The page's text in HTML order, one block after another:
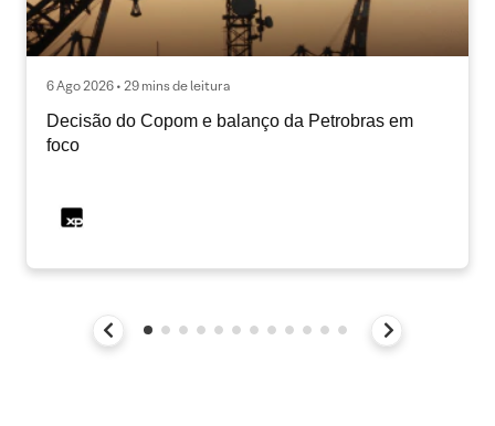
6 Ago 2026 • 29 mins de leitura
Decisão do Copom e balanço da Petrobras em
foco